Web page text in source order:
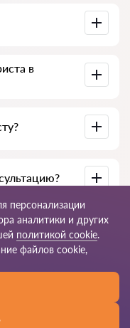
в
закона.
варианты
действий.
персонализации
аналитики и других
политикой cookie.
файлов cookie,